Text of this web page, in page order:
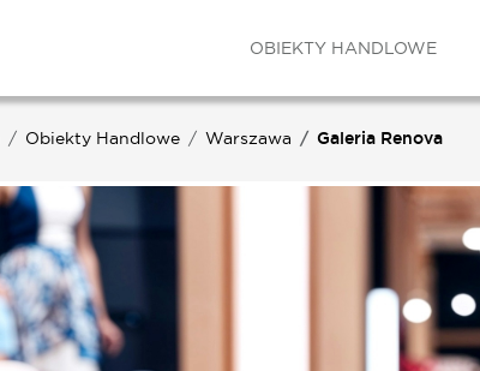
OBIEKTY HANDLOWE
Obiekty Handlowe Warszawa Galeria Renova